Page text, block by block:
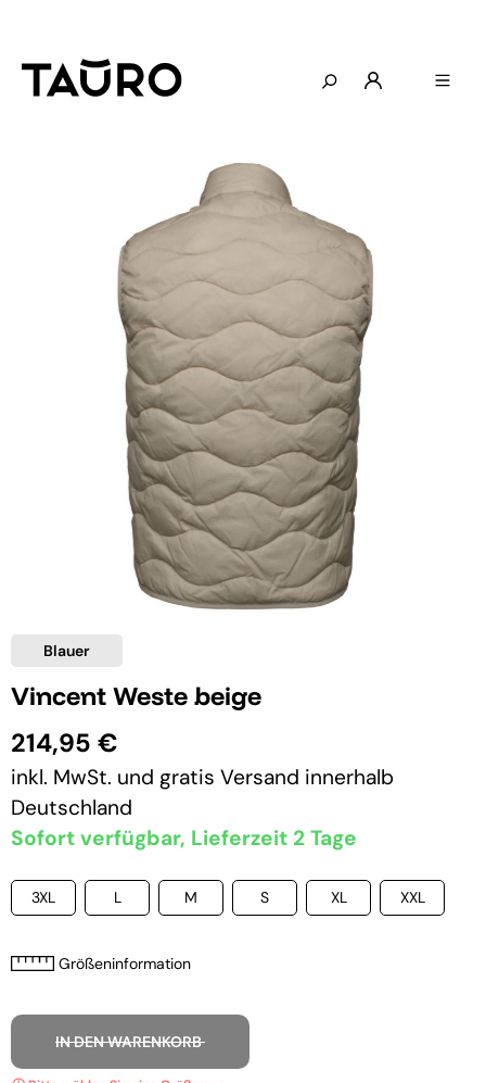
Blauer
Vincent Weste beige
214,95 €
inkl. MwSt. und gratis Versand innerhalb
Deutschland
Sofort verfügbar, Lieferzeit 2 Tage
3XL L M S XL XXL
Größeninformation
IN DEN WARENKORB